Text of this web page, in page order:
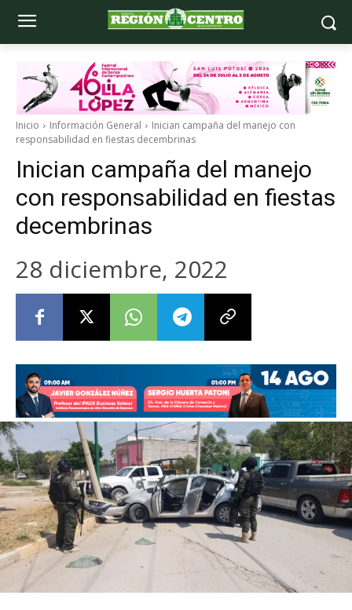
Inicio Información General
Inician campaña del manejo con
responsabilidad en fiestas decembrinas
Inician campaña del manejo
con responsabilidad en fiestas
decembrinas
28 diciembre, 2022